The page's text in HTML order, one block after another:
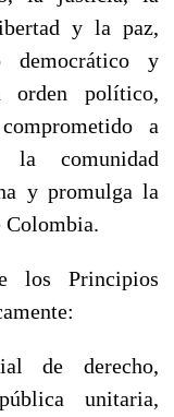
y la paz,
y
orden político,
a
comunidad
y promulga la
Colombia.
los Principios
de derecho,
unitaria,